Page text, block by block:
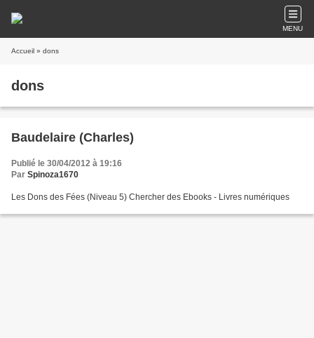
MENU
Accueil » dons
dons
Baudelaire (Charles)
Publié le 30/04/2012 à 19:16
Par Spinoza1670
Les Dons des Fées (Niveau 5) Chercher des Ebooks - Livres numériques